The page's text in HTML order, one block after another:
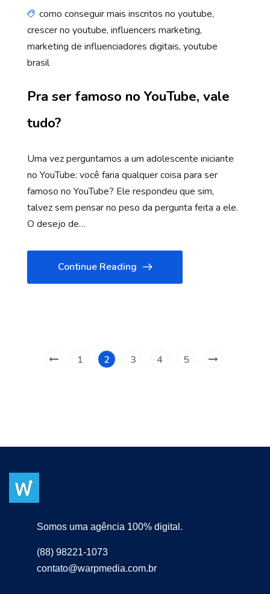
como conseguir mais inscritos no youtube,
crescer no youtube, influencers marketing,
marketing de influenciadores digitais, youtube
brasil
Pra ser famoso no YouTube, vale
tudo?
Uma vez perguntamos a um adolescente iniciante
no YouTube: você faria qualquer coisa para ser
famoso no YouTube? Ele respondeu que sim,
talvez sem pensar no peso da pergunta feita a ele.
O desejo de…
Continue Reading
1 2 3 4 5
Somos uma agência 100% digital.
(88) 98221-1073
contato@warpmedia.com.br